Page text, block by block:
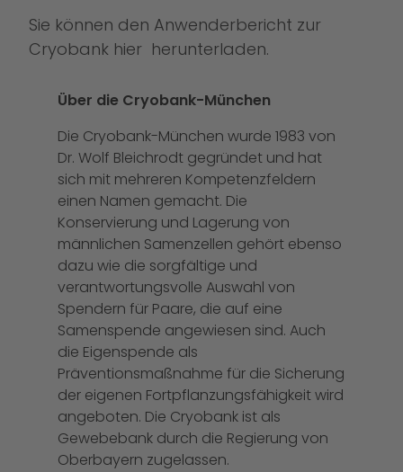
Sie können den Anwenderbericht zur
Cryobank hier herunterladen.
Über die Cryobank-München
Die Cryobank-München wurde 1983 von
Dr. Wolf Bleichrodt gegründet und hat
sich mit mehreren Kompetenzfeldern
einen Namen gemacht. Die
Konservierung und Lagerung von
männlichen Samenzellen gehört ebenso
dazu wie die sorgfältige und
verantwortungsvolle Auswahl von
Spendern für Paare, die auf eine
Samenspende angewiesen sind. Auch
die Eigenspende als
Präventionsmaßnahme für die Sicherung
der eigenen Fortpflanzungsfähigkeit wird
angeboten. Die Cryobank ist als
Gewebebank durch die Regierung von
Oberbayern zugelassen.